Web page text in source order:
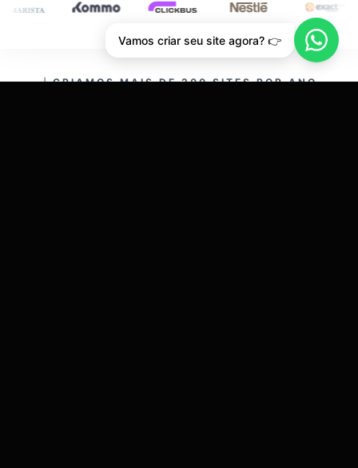
CRIAMOS MAIS DE 200 SITES POR ANO.
Vamos criar seu site agora? 👉